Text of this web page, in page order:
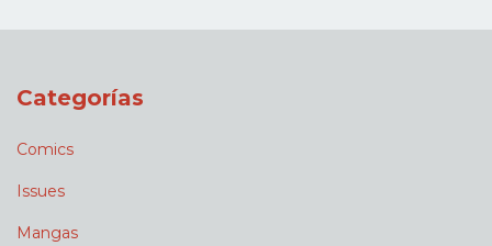
Categorías
Comics
Issues
Mangas